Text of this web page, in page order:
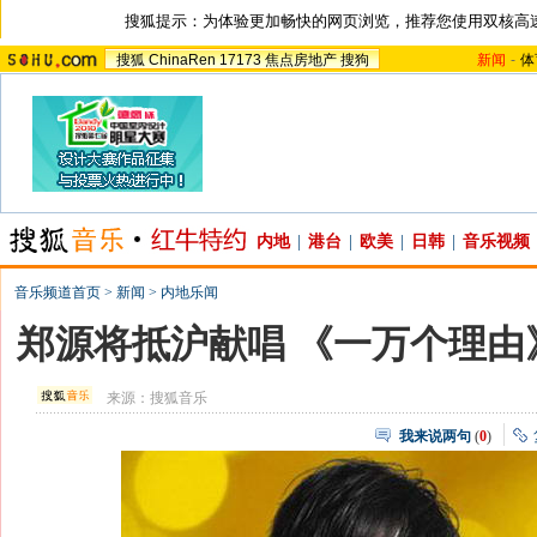
搜狐提示：为体验更加畅快的网页浏览，推荐您使用双核高
搜狐 ChinaRen 17173 焦点房地产 搜狗 新闻 -
内地 港台 欧美 日韩 音乐视频
音乐频道首页 > 新闻 > 内地乐闻
郑源将抵沪献唱 《一万个理
来源：搜狐音乐
我来说两句 (0)